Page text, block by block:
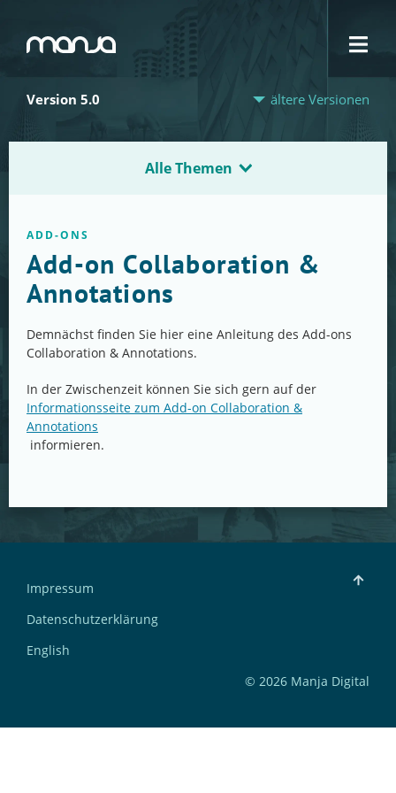
Navigation
Version 5.0 ältere Versionen
Alle Themen
ADD-ONS
Add-on Collaboration &
Annotations
Demnächst finden Sie hier eine Anleitung des Add-ons
Collaboration & Annotations.
In der Zwischenzeit können Sie sich gern auf der
Informationsseite zum Add-on Collaboration &
Annotations
informieren.
Impressum
Datenschutzerklärung
English
© 2026 Manja Digital